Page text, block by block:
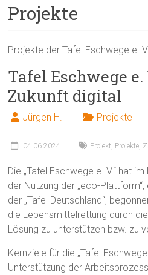
Projekte
Projekte der Tafel Eschwege e. V.
Tafel Eschwege
Zukunft digital
Jürgen H. Projekte
04.06.2024 Projekt, Projekte,
Die „Tafel Eschwege e. V.“ hat
der Nutzung der „eco-
der „Tafel Deutschland“,
die Lebensmittelrettung durch
Lösung zu unterstützen bzw. zu
Kernziele für die „Tafel
Unterstützung der